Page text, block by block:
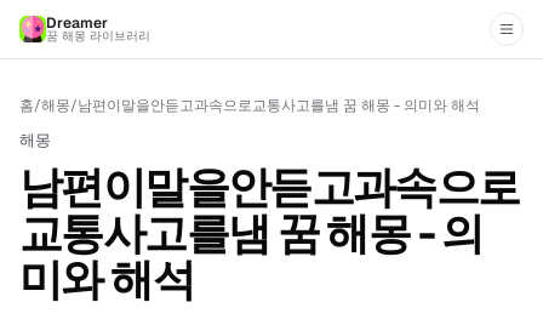
Dreamer
꿈 해몽 라이브러리
홈/해몽/남편이말을안듣고과속으로교통사고를냄 꿈 해몽 - 의미와 해석
해몽
남편이말을안듣고과속으로
교통사고를냄 꿈 해몽 - 의
미와 해석